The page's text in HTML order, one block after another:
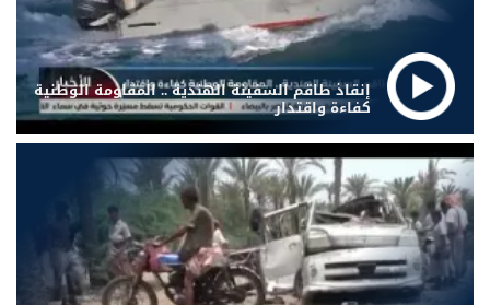
إنقاذ طاقم السفينة الهندية .. المقاومة الوطنية
كفاءة واقتدار